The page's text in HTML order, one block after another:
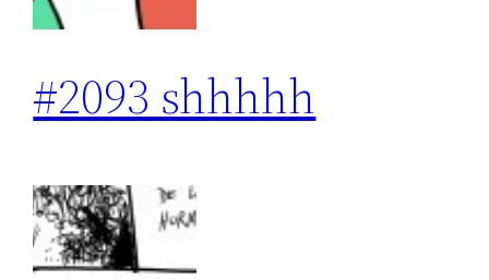
#2093 shhhhh